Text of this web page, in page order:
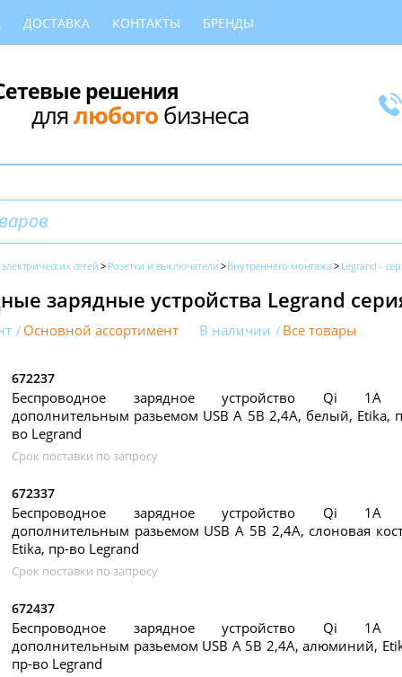
ДОСТАВКА КОНТАКТЫ БРЕНДЫ
решения
длялюбогобизнеса
сетей Розетки и выключатели Внутреннего монтажа Legrand -
зарядные устройства Legrand
Основной ассортимент В наличии Все товары
672237
Беспроводное зарядное устройство Qi
дополнительным разьемом USB A 5В 2,4А, белый, Etika,
во Legrand
Срок поставки по запросу
672337
Беспроводное зарядное устройство Qi
дополнительным разьемом USB A 5В 2,4А, слоновая
Etika, пр-во Legrand
Срок поставки по запросу
672437
Беспроводное зарядное устройство Qi
дополнительным разьемом USB A 5В 2,4А, алюминий,
пр-во Legrand